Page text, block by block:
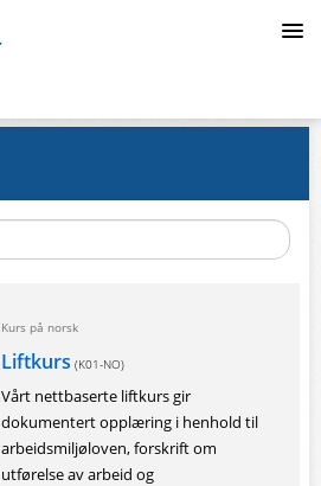
Kurs på norsk
Liftkurs (K01-NO)
Vårt nettbaserte liftkurs gir
dokumentert opplæring i henhold til
arbeidsmiljøloven, forskrift om
utførelse av arbeid og